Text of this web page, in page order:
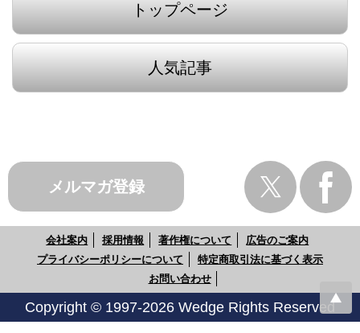
トップページ
人気記事
メルマガ登録
会社案内 採用情報 著作権について
広告のご案内
プライバシーポリシーについて
特定商取引法に基づく表示
お問い合わせ
Copyright © 1997-2026 Wedge Rights Reserved